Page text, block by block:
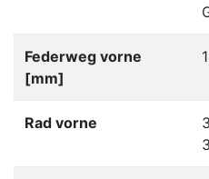
Federweg vorne
[mm]
Rad vorne